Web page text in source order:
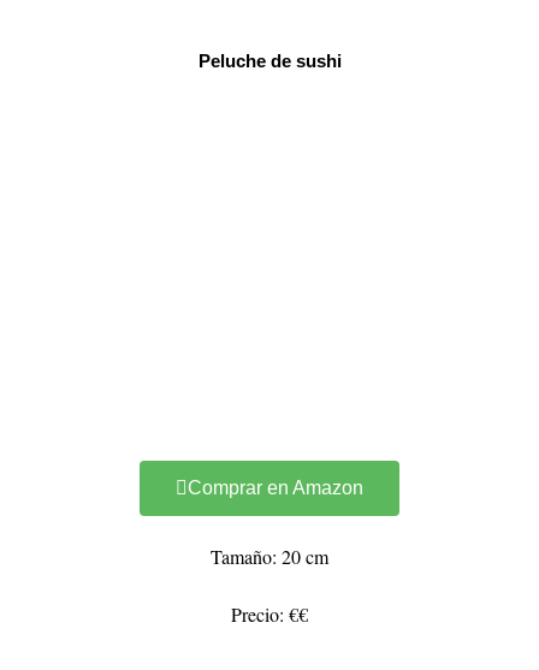
Peluche de sushi
Comprar en Amazon
Tamaño: 20 cm
Precio: €€